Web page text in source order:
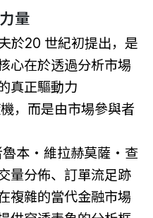
量
於20 世紀初提出，是
心在於透過分析市場
真正驅動力
，而是由市場參與者
本・維拉赫莫薩・查
量分佈、訂單流足跡
複雜的當代金融市場